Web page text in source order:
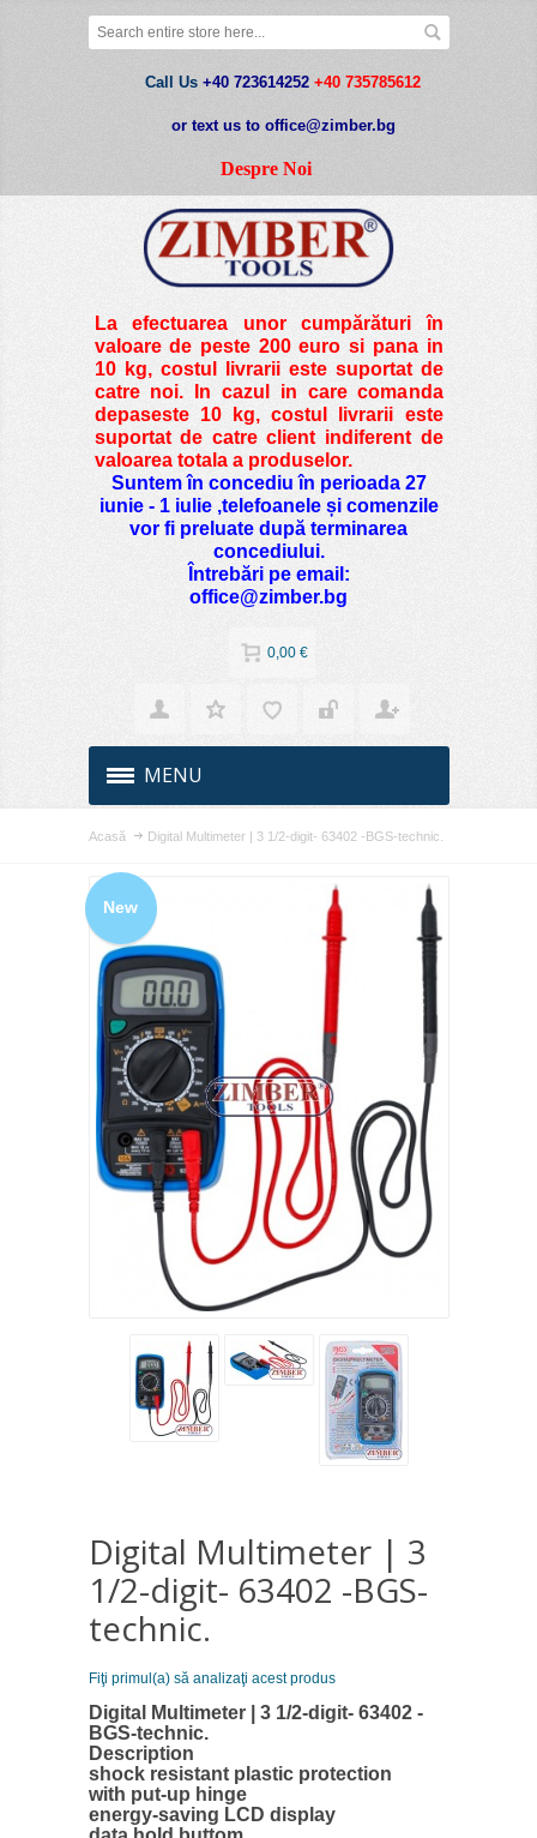
Call Us +40 723614252 +40 735785612
or text us to office@zimber.bg
Despre Noi
La efectuarea unor cumpărături în
valoare de peste200 euro si pana in
10 kg, costul livrarii este suportat de
catre noi. In cazul in care comanda
depaseste 10 kg, costul livrarii este
suportat de catre client indiferent de
valoarea totala a produselor.
Suntem în concediu în perioada 27
iunie - 1 iulie ,telefoanele și comenzile
vor fi preluate după terminarea
concediului.
Întrebări pe email:
office@zimber.bg
0,00 €
MENU
Acasă Digital Multimeter | 3 1/2-digit- 63402 -BGS-technic.
New
Digital Multimeter | 3
1/2-digit- 63402 -BGS-
technic.
Fiţi primul(a) să analizaţi acest produs
Digital Multimeter | 3 1/2-digit- 63402 -
BGS-technic.
Description
shock resistant plastic protection
with put-up hinge
energy-saving LCD display